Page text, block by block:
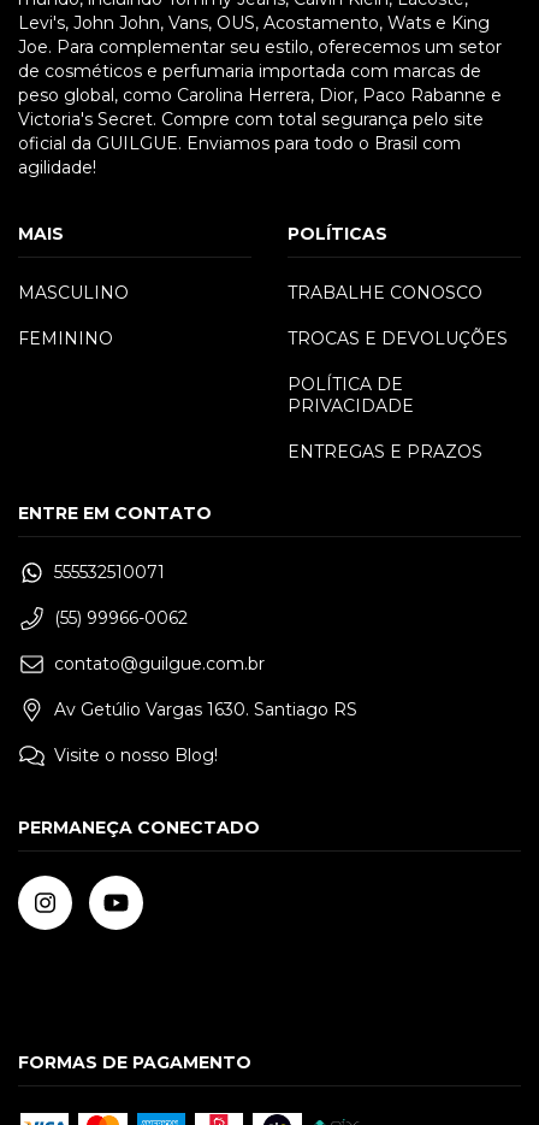
Levi's, John John, Vans, OUS, Acostamento, Wats e King
Joe. Para complementar seu estilo, oferecemos um setor
de cosméticos e perfumaria importada com marcas de
peso global, como Carolina Herrera, Dior, Paco Rabanne e
Victoria's Secret. Compre com total segurança pelo site
oficial da GUILGUE. Enviamos para todo o Brasil com
agilidade!
MAIS
MASCULINO
FEMININO
POLÍTICAS
TRABALHE CONOSCO
TROCAS E DEVOLUÇÕES
POLÍTICA DE
PRIVACIDADE
ENTREGAS E PRAZOS
ENTRE EM CONTATO
555532510071
(55) 99966-0062
contato@guilgue.com.br
Av Getúlio Vargas 1630. Santiago RS
Visite o nosso Blog!
PERMANEÇA CONECTADO
FORMAS DE PAGAMENTO